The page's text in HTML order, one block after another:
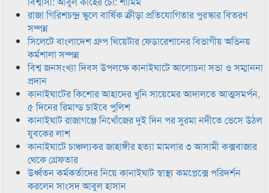
রাজা গিরিশচন্দ্র স্কুলে বার্ষিক ক্রীড়া প্রতিযোগিতার পুরস্কার বিতরণ
সম্পন্ন
সিলেটে বাংলাদেশ গ্রুপ থিয়েটার ফেডারেশানের বিভাগীয় অভিনয়
কর্মশালা সম্পন্ন
বিশ্ব জনসংখ্যা দিবস উপলক্ষে কানাইঘাটে আলোচনা সভা ও সম্মাননা
প্রদান
কানাইঘাটের কিশোর আহাদের খুনি সায়েমের আদালতে আত্মসমর্পন,
৫ দিনের রিমান্ড চাইবে পুলিশ
কানাইঘাট রাজাগঞ্জে নিখোঁজের দুই দিন পর সুরমা নদীতে ভেসে উঠল
যুবকের লাশ
কানাইঘাটে চাঞ্চল্যকর জাহাঙ্গীর হত্যা মামলার ৩ আসামী কক্সবাজার
থেকে গ্রেফতার
উর্ধ্বতন কর্মকর্তাদের নিয়ে কানাইঘাট স্বাস্থ্য কমপ্লেক্সে পরিদর্শন
করলেন সাংসদ আবুল হাসান